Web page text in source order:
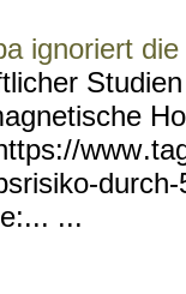
ignoriert
www
...